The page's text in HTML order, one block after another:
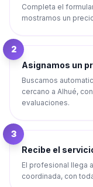
Completa el
mostramos un
2
Asignamos un
Buscamos
cercano a Alhué,
evaluaciones.
3
Recibe el
El profesional llega
coordinada, con